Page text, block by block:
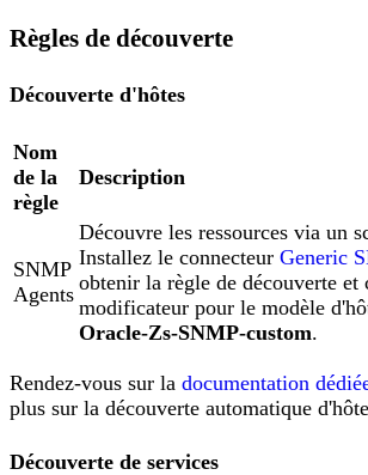
Règles de découverte
Découverte d'hôtes
Nom
de la
règle
Description
SNMP
Agents
Découvre les ressources via un
Installez le connecteur Generic
obtenir la règle de découverte et
modificateur pour le modèle
Oracle-Zs-SNMP-custom.
Rendez-vous sur la documentation
plus sur la découverte automatique
Découverte de services